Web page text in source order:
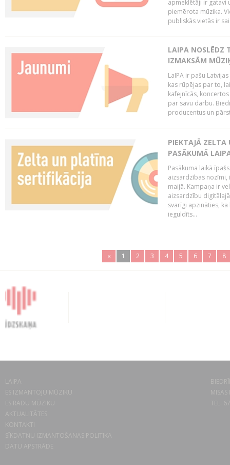
apmeklētāji ir gatavi
piemērota mūzika.
publiskās vietās ir
LAIPA NOSLĒDZ
IZMAKSĀM
LaIPA ir pašu
kas rūpējas par to,
kafejnīcās,
par savu darbu.
producentus un
PIEKTAJĀ ZELTA
PASĀKUMĀ
Pasākuma laikā
aizsardzības nozīmi,
maijā. Kampaņa ir
aizsardzību
svarīgi apzināties,
ieguldīts...
« 1 2 3 4 5 6 7 8
LAIPA
ES IZMANTOJU MŪZIKU
ES RADU MŪZIKU
AKTUALITĀTES
KONTAKTI
SĪKDATŅU IZMANTOŠANAS POLITIKA
DATU APSTRĀDE
TEL.